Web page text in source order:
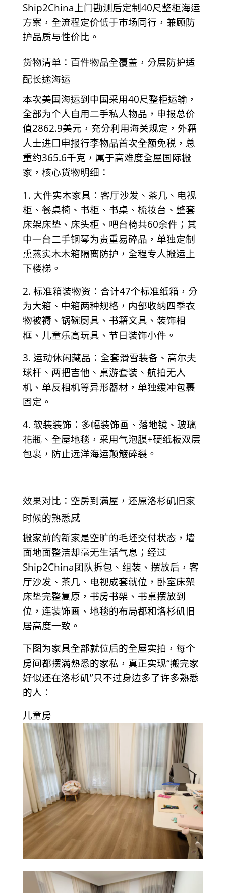
Ship2China上门勘测后定制40尺整柜海运
方案，全流程定价低于市场同行，兼顾防
护品质与性价比。
货物清单：百件物品全覆盖，分层防护适
配长途海运
本次美国海运到中国采用40尺整柜运输，
全部为个人自用二手私人物品，申报总价
值2862.9美元，充分利用海关规定，外籍
人士进口申报行李物品首次全额免税，总
重约365.6千克，属于高难度全屋国际搬
家，核心货物明细：
1. 大件实木家具：客厅沙发、茶几、电视
柜、餐桌椅、书柜、书桌、梳妆台、整套
床架床垫、床头柜、吧台椅共60余件；其
中一台二手钢琴为贵重易碎品，单独定制
熏蒸实木木箱隔离防护，全程专人搬运上
下楼梯。
2. 标准箱装物资：合计47个标准纸箱，分
为大箱、中箱两种规格，内部收纳四季衣
物被褥、锅碗厨具、书籍文具、装饰相
框、儿童乐高玩具、节日装饰小件。
3. 运动休闲藏品：全套滑雪装备、高尔夫
球杆、两把吉他、桌游套装、航拍无人
机、单反相机等异形器材，单独缓冲包裹
固定。
4. 软装装饰：多幅装饰画、落地镜、玻璃
花瓶、全屋地毯，采用气泡膜+硬纸板双层
包裹，防止远洋海运颠簸碎裂。
效果对比：空房到满屋，还原洛杉矶旧家
时候的熟悉感
搬家前的新家是空旷的毛坯交付状态，墙
面地面整洁却毫无生活气息；经过
Ship2China团队拆包、组装、摆放后，客
厅沙发、茶几、电视成套就位，卧室床架
床垫完整复原，书房书架、书桌摆放到
位，连装饰画、地毯的布局都和洛杉矶旧
居高度一致。
下图为家具全部就位后的全屋实拍，每个
房间都摆满熟悉的家私，真正实现“搬完家
好似还在洛杉矶”只不过身边多了许多熟悉
的人：
儿童房